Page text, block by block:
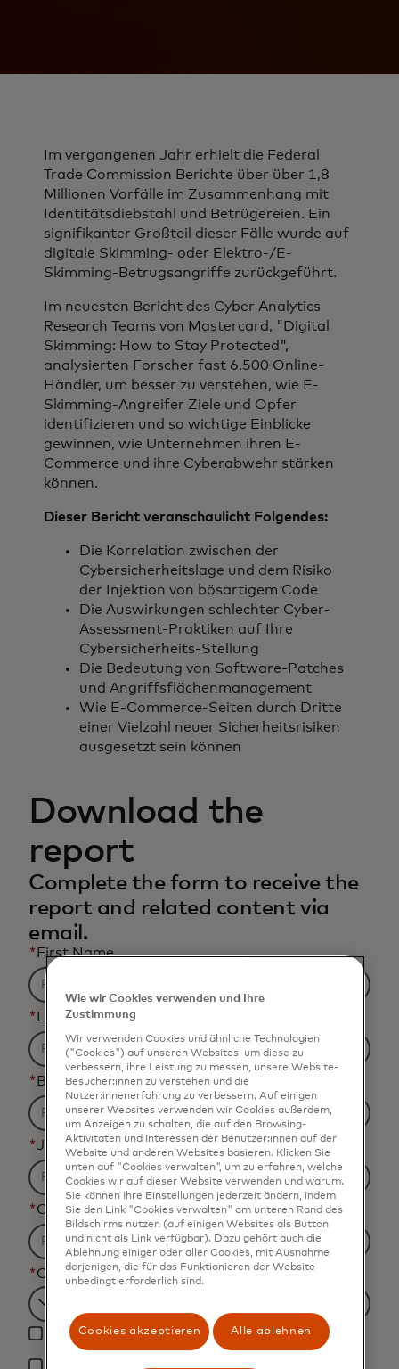
Im vergangenen Jahr erhielt die Federal
Trade Commission Berichte über über 1,8
Millionen Vorfälle im Zusammenhang mit
Identitätsdiebstahl und Betrügereien. Ein
signifikanter Großteil dieser Fälle wurde auf
digitale Skimming- oder Elektro-/E-
Skimming-Betrugsangriffe zurückgeführt.
Im neuesten Bericht des Cyber Analytics
Research Teams von Mastercard, "Digital
Skimming: How to Stay Protected",
analysierten Forscher fast 6.500 Online-
Händler, um besser zu verstehen, wie E-
Skimming-Angreifer Ziele und Opfer
identifizieren und so wichtige Einblicke
gewinnen, wie Unternehmen ihren E-
Commerce und ihre Cyberabwehr stärken
können.
Dieser Bericht veranschaulicht Folgendes:
Die Korrelation zwischen der
Cybersicherheitslage und dem Risiko
der Injektion von bösartigem Code
Die Auswirkungen schlechter Cyber-
Assessment-Praktiken auf Ihre
Cybersicherheits-Stellung
Die Bedeutung von Software-Patches
und Angriffsflächenmanagement
Wie E-Commerce-Seiten durch Dritte
einer Vielzahl neuer Sicherheitsrisiken
ausgesetzt sein können
Download the
report
Complete the form to receive the
report and related content via
email.
* First Name
* Last Name
* Business Email Address
*Job Title
*Organization Name
*Country
Filtering
will
be
Yes, I would like to receive future marketing
materials from Mastercard.
Wie wir Cookies verwenden und Ihre
Zustimmung
Wir verwenden Cookies und ähnliche Technologien
("Cookies") auf unseren Websites, um diese zu
verbessern, ihre Leistung zu messen, unsere Website-
Besucher:innen zu verstehen und die
Nutzer:innenerfahrung zu verbessern. Auf einigen
unserer Websites verwenden wir Cookies außerdem,
um Anzeigen zu schalten, die auf den Browsing-
Aktivitäten und Interessen der Benutzer:innen auf der
Website und anderen Websites basieren. Klicken Sie
unten auf "Cookies verwalten", um zu erfahren, welche
Cookies wir auf dieser Website verwenden und warum.
Sie können Ihre Einstellungen jederzeit ändern, indem
Sie den Link "Cookies verwalten" am unteren Rand des
Bildschirms nutzen (auf einigen Websites als Button
und nicht als Link verfügbar). Dazu gehört auch die
Ablehnung einiger oder aller Cookies, mit Ausnahme
derjenigen, die für das Funktionieren der Website
unbedingt erforderlich sind.
Cookies akzeptieren Alle ablehnen